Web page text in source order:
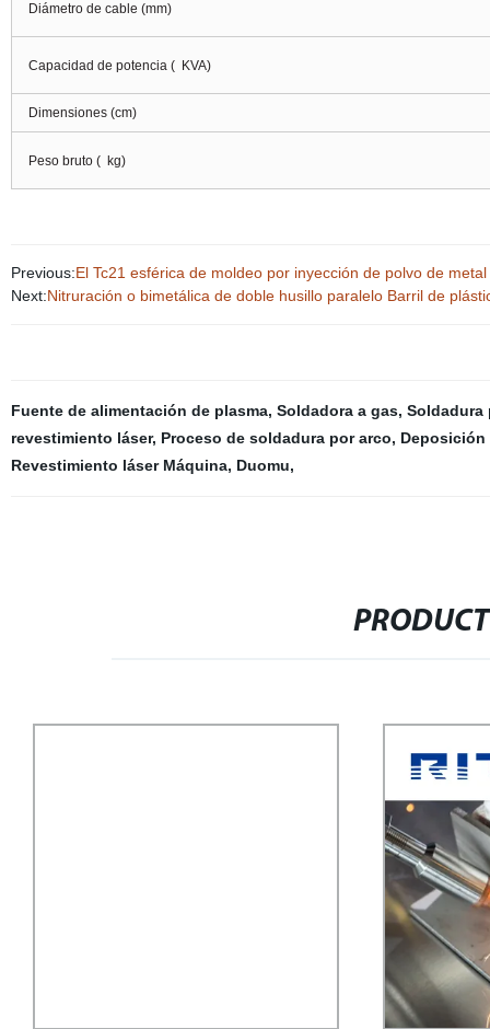
Diámetro de cable (mm)
Capacidad de potencia ( KVA)
Dimensiones (cm)
Peso bruto ( kg)
Previous:El Tc21 esférica de moldeo por inyección de polvo de
Next:Nitruración o bimetálica de doble husillo paralelo Barril de
Fuente de alimentación de plasma, Soldadora a gas, Soldadura
revestimiento láser, Proceso de soldadura por arco, Deposición
Revestimiento láser Máquina, Duomu,